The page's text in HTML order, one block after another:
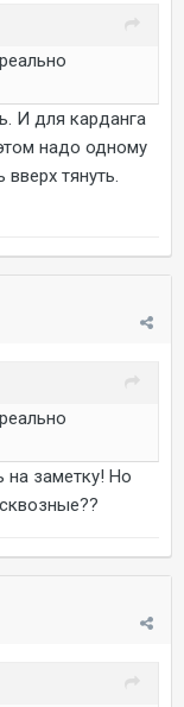
И для карданга
надо одному
тянуть.
на заметку! Но